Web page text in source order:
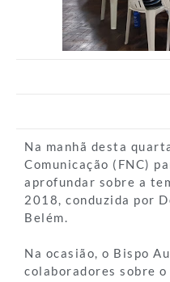
Na manhã desta
Comunicação (FNC)
aprofundar sobre a
2018, conduzida por
Belém.
Na ocasião, o Bispo
colaboradores sobre o